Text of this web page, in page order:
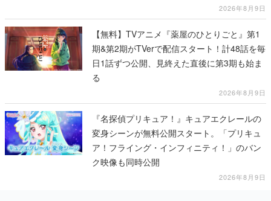
2026年8月9日
【無料】TVアニメ『薬屋のひとりごと』第1
期&第2期がTVerで配信スタート！計48話を毎
日1話ずつ公開、見終えた直後に第3期も始ま
る
2026年8月9日
『名探偵プリキュア！』キュアエクレールの
変身シーンが無料公開スタート。「プリキュ
ア！フライング・インフィニティ！」のバン
ク映像も同時公開
2026年8月9日